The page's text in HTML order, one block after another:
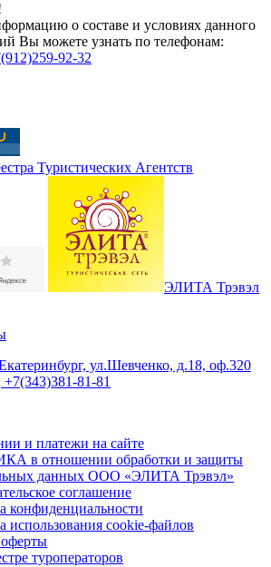
о составе и условиях данного
Вы можете узнать по телефонам:
92-32
ЭЛИТА Трэвэл
ул.Шевченко, д.18, оф.320
+7(343)381-81-81
и платежи на сайте
в отношении обработки и защиты
данных ООО «ЭЛИТА Трэвэл»
соглашение
конфиденциальности
использования cookie-файлов
туроператоров